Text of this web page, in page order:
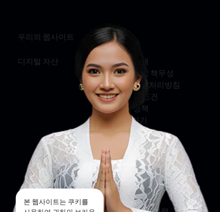
본 웹사이트는 쿠키를
우리의 웹사이트
디지털 자산
정보
회사 소개
서비스 및 책무성
개인정보 처리방침
약관 및 조건
쿠키 정책
문의하기
소셜 미디어
페이스북
트위터